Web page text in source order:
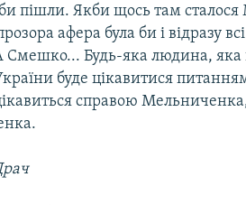
пішли. Якби щось там сталося
афера була би і відразу
Смешко... Будь-яка людина, яка
буде цікавитися
справою